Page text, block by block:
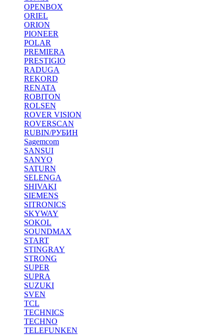
OPENBOX
ORIEL
ORION
PIONEER
POLAR
PREMIERA
PRESTIGIO
RADUGA
REKORD
RENATA
ROBITON
ROLSEN
ROVER VISION
ROVERSCAN
RUBIN/РУБИН
Sagemcom
SANSUI
SANYO
SATURN
SELENGA
SHIVAKI
SIEMENS
SITRONICS
SKYWAY
SOKOL
SOUNDMAX
START
STINGRAY
STRONG
SUPER
SUPRA
SUZUKI
SVEN
TCL
TECHNICS
TECHNO
TELEFUNKEN